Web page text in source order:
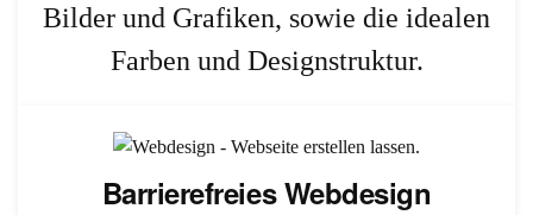
Bilder und Grafiken, sowie die idealen
Farben und Designstruktur.
Barrierefreies Webdesign